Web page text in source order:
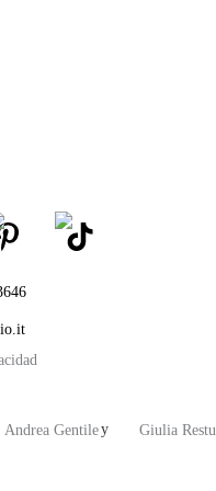
Giulia
y
Andrea Gentile